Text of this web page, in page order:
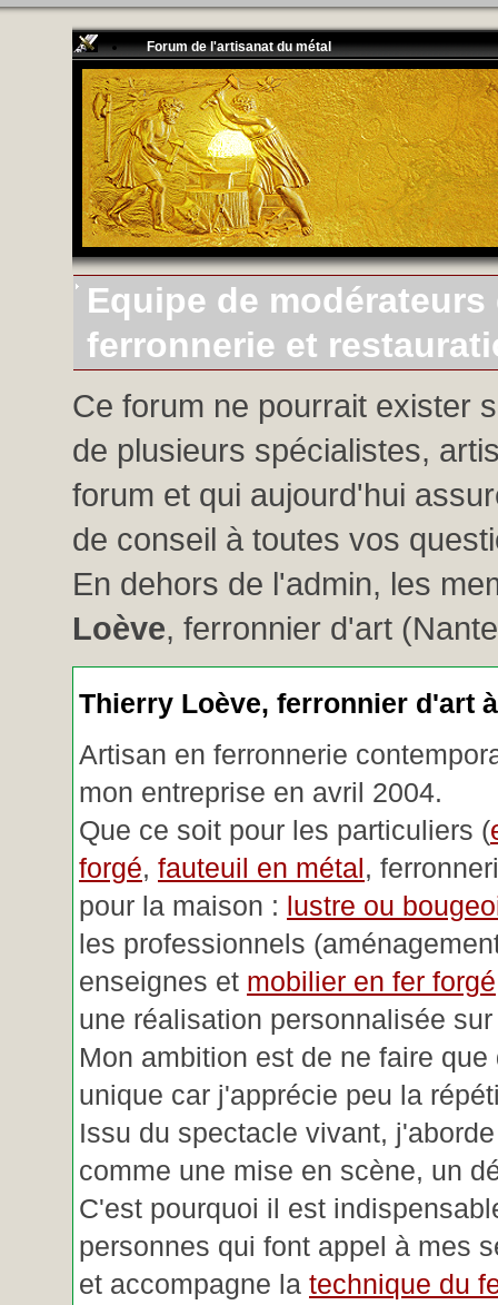
Forum de l'artisanat du métal
Equipe de
ferronnerie et
Ce forum ne pourrait exister
de plusieurs spécialistes,
forum et qui aujourd'hui
de conseil à toutes vos
En dehors de l'admin, les
Loève, ferronnier d'art
Thierry Loève, ferronnier d'art
Artisan en ferronnerie
mon entreprise en avril 2004.
Que ce soit pour les particuliers (
forgé, fauteuil en métal,
pour la maison : lustre ou
les professionnels
enseignes et mobilier en fer forgé
une réalisation personnalisée
Mon ambition est de ne faire que
unique car j'apprécie peu la
Issu du spectacle vivant,
comme une mise en scène, un
C'est pourquoi il est
personnes qui font appel à mes
et accompagne la technique du